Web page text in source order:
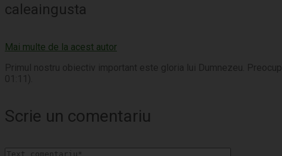
caleaingusta
Mai multe de la acest autor
Primul nostru obiectiv important este gloria lui Dumnezeu.
01:11).
Scrie un comentariu